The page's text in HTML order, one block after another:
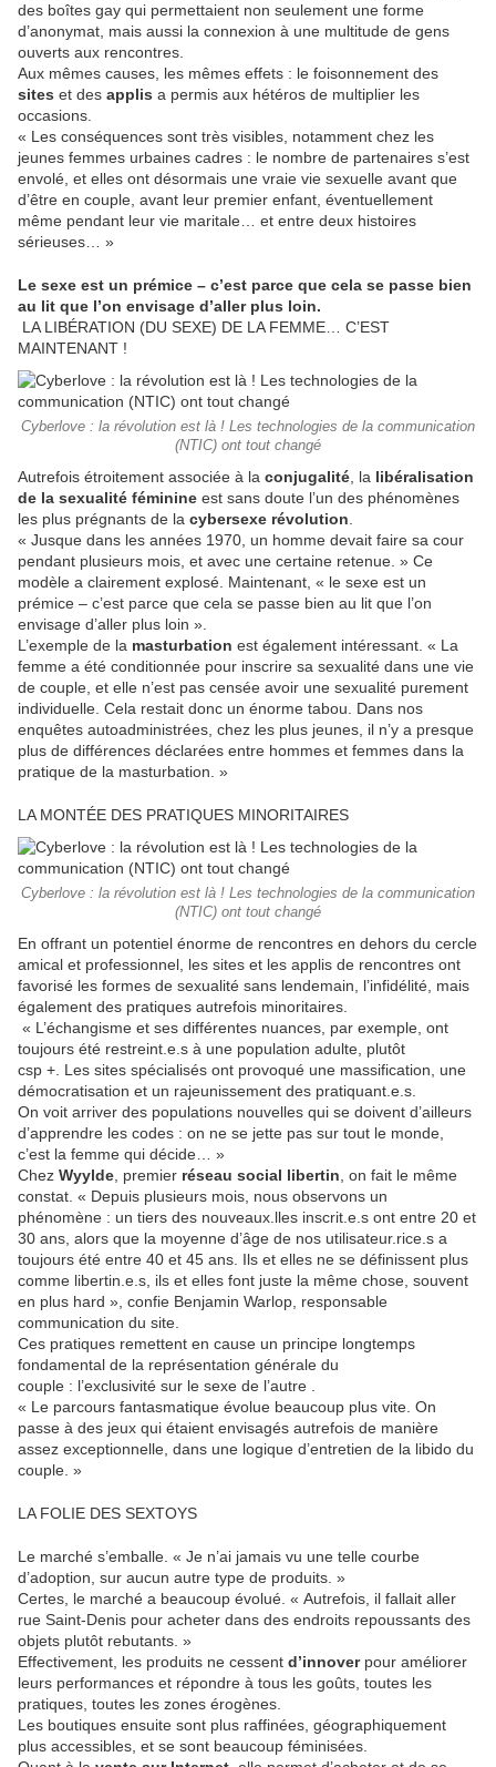
des boîtes gay qui permettaient non seulement une forme
d’anonymat, mais aussi la connexion à une multitude de gens
ouverts aux rencontres.
Aux mêmes causes, les mêmes effets : le foisonnement des
sites et des applis a permis aux hétéros de multiplier les
occasions.
« Les conséquences sont très visibles, notamment chez les
jeunes femmes urbaines cadres : le nombre de partenaires s’est
envolé, et elles ont désormais une vraie vie sexuelle avant que
d’être en couple, avant leur premier enfant, éventuellement
même pendant leur vie maritale… et entre deux histoires
sérieuses… »
Le sexe est un prémice – c’est parce que cela se passe bien
au lit que l’on envisage d’aller plus loin.
LA LIBÉRATION (DU SEXE) DE LA FEMME… C’EST
MAINTENANT !
Cyberlove : la révolution est là ! Les technologies de la communication
(NTIC) ont tout changé
Autrefois étroitement associée à la conjugalité , la libéralisation
de la sexualité féminine est sans doute l’un des phénomènes
les plus prégnants de la cybersexe révolution
« Jusque dans les années 1970, un homme devait faire sa cour
pendant plusieurs mois, et avec une certaine retenue. » Ce
modèle a clairement explosé. Maintenant, « le sexe est un
prémice – c’est parce que cela se passe bien au lit que l’on
envisage d’aller plus loin ».
L’exemple de la masturbation est également intéressant. « La
femme a été conditionnée pour inscrire sa sexualité dans une vie
de couple, et elle n’est pas censée avoir une sexualité purement
individuelle. Cela restait donc un énorme tabou. Dans nos
enquêtes autoadministrées, chez les plus jeunes, il n’y a presque
plus de différences déclarées entre hommes et femmes dans la
pratique de la masturbation. »
LA MONTÉE DES PRATIQUES MINORITAIRES
Cyberlove : la révolution est là ! Les technologies de la communication
(NTIC) ont tout changé
En offrant un potentiel énorme de rencontres en dehors du cercle
amical et professionnel, les sites et les applis de rencontres ont
favorisé les formes de sexualité sans lendemain, l’infidélité, mais
également des pratiques autrefois minoritaires.
« L’échangisme et ses différentes nuances, par exemple, ont
toujours été restreint.e.s à une population adulte, plutôt
csp +. Les sites spécialisés ont provoqué une massification, une
démocratisation et un rajeunissement des pratiquant.e.s.
On voit arriver des populations nouvelles qui se doivent d’ailleurs
d’apprendre les codes : on ne se jette pas sur tout le monde,
c’est la femme qui décide… »
Chez Wyylde , premier réseau social libertin , on fait le même
constat. « Depuis plusieurs mois, nous observons un
phénomène : un tiers des nouveaux.lles inscrit.e.s ont entre 20 et
30 ans, alors que la moyenne d’âge de nos utilisateur.rice.s a
toujours été entre 40 et 45 ans. Ils et elles ne se définissent plus
comme libertin.e.s, ils et elles font juste la même chose, souvent
en plus hard », confie Benjamin Warlop, responsable
communication du site.
Ces pratiques remettent en cause un principe longtemps
fondamental de la représentation générale du
couple : l’exclusivité sur le sexe de l’autre .
« Le parcours fantasmatique évolue beaucoup plus vite. On
passe à des jeux qui étaient envisagés autrefois de manière
assez exceptionnelle, dans une logique d’entretien de la libido du
couple. »
LA FOLIE DES SEXTOYS
Le marché s’emballe. « Je n’ai jamais vu une telle courbe
d’adoption, sur aucun autre type de produits. »
Certes, le marché a beaucoup évolué. « Autrefois, il fallait aller
rue Saint-Denis pour acheter dans des endroits repoussants des
objets plutôt rebutants. »
Effectivement, les produits ne cessent d’innover pour améliorer
leurs performances et répondre à tous les goûts, toutes les
pratiques, toutes les zones érogènes.
Les boutiques ensuite sont plus raffinées, géographiquement
plus accessibles, et se sont beaucoup féminisées.